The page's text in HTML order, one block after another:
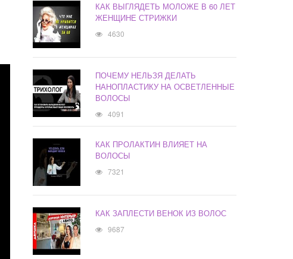
КАК ВЫГЛЯДЕТЬ МОЛОЖЕ В 60 ЛЕТ
ЖЕНЩИНЕ СТРИЖКИ
4630
ПОЧЕМУ НЕЛЬЗЯ ДЕЛАТЬ
НАНОПЛАСТИКУ НА ОСВЕТЛЕННЫЕ
ВОЛОСЫ
4091
КАК ПРОЛАКТИН ВЛИЯЕТ НА
ВОЛОСЫ
7321
КАК ЗАПЛЕСТИ ВЕНОК ИЗ ВОЛОС
9687